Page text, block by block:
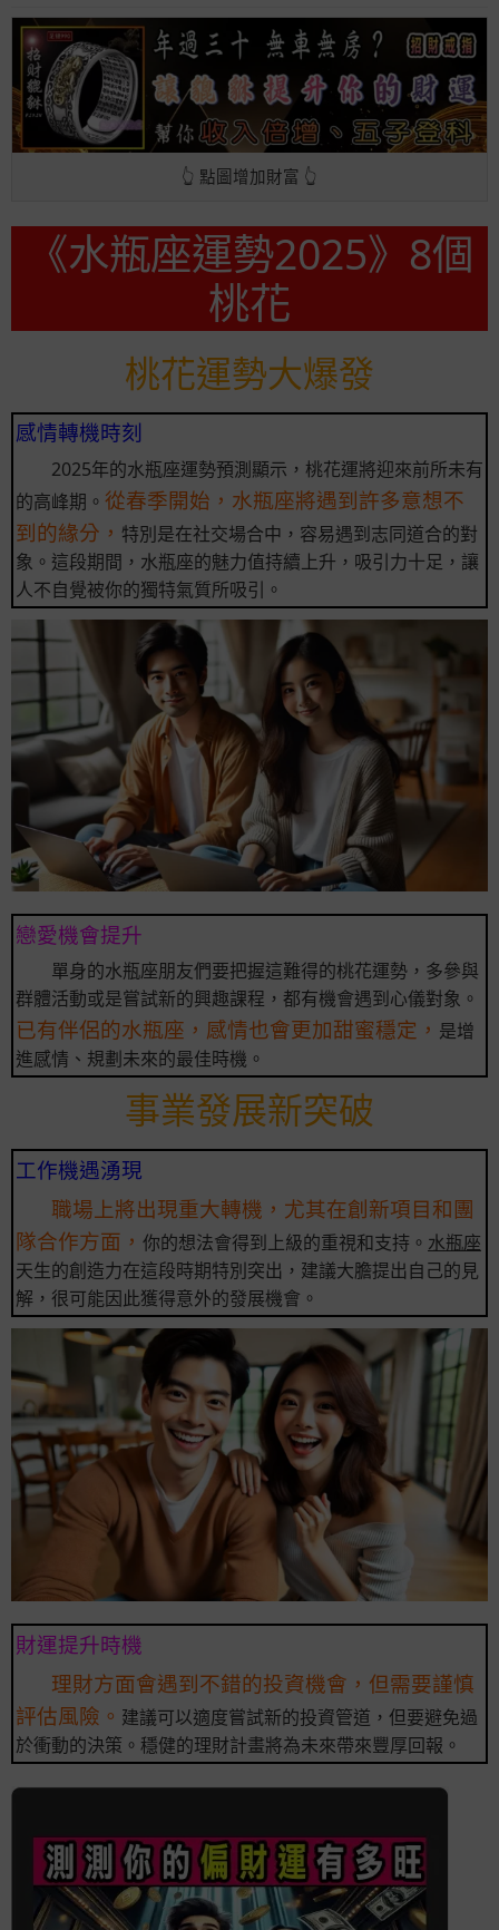
👆 點圖增加財富 👆
《水瓶座運勢2025》8個
桃花
桃花運勢大爆發
感情轉機時刻
2025年的水瓶座運勢預測顯示，桃花運將迎來前所未有
的高峰期。 從春季開始，水瓶座將遇到許多意想不
到的緣分， 特別是在社交場合中，容易遇到志同道合的對
象。這段期間，水瓶座的魅力值持續上升，吸引力十足，讓
人不自覺被你的獨特氣質所吸引。
戀愛機會提升
單身的水瓶座朋友們要把握這難得的桃花運勢，多參與
群體活動或是嘗試新的興趣課程，都有機會遇到心儀對象。
已有伴侶的水瓶座，感情也會更加甜蜜穩定， 是增
進感情、規劃未來的最佳時機。
事業發展新突破
工作機遇湧現
職場上將出現重大轉機，尤其在創新項目和團
隊合作方面， 你的想法會得到上級的重視和支持。 水瓶座
天生的創造力在這段時期特別突出，建議大膽提出自己的見
解，很可能因此獲得意外的發展機會。
財運提升時機
理財方面會遇到不錯的投資機會，但需要謹慎
評估風險。 建議可以適度嘗試新的投資管道，但要避免過
於衝動的決策。穩健的理財計畫將為未來帶來豐厚回報。